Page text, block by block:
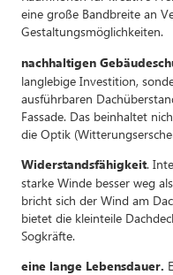
eine große Bandbreite an
Gestaltungsmöglichkeiten.
nachhaltigen
langlebige Investition,
ausführbaren
Fassade. Das beinhaltet
die Optik
Widerstandsfähigkeit.
starke Winde besser weg
bricht sich der Wind am
bietet die kleinteile
Sogkräfte.
eine lange Lebensdauer.